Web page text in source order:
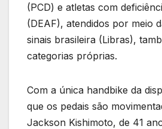
(PCD) e atletas com
(DEAF), atendidos por meio
sinais brasileira (Libras),
categorias próprias.
Com a única handbike da
que os pedais são
Jackson Kishimoto, de 41